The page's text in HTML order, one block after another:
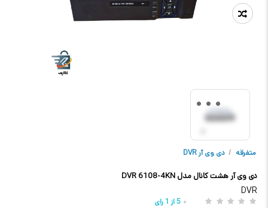
متفرقه / دی وی آر DVR
دی وی آر هشت کانال مدل DVR 6108-4KN
DVR
5از 1رای